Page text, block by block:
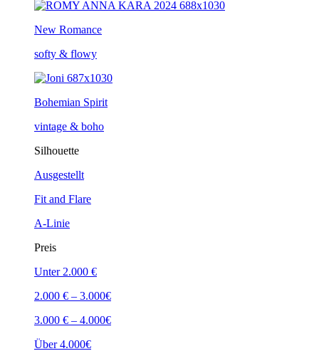
New Romance
softy & flowy
Bohemian Spirit
vintage & boho
Silhouette
Ausgestellt
Fit and Flare
A-Linie
Preis
Unter 2.000 €
2.000 € – 3.000€
3.000 € – 4.000€
Über 4.000€